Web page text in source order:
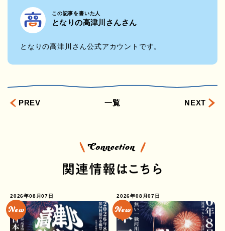
となりの高津川さんさん
この記事を書いた人
となりの高津川さん公式アカウントです。
PREV 一覧 NEXT
関連情報はこちら
2026年08月07日 2026年08月07日